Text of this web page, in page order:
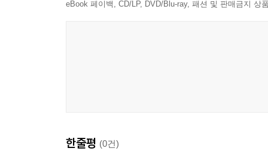
eBook 페이백, CD/LP, DVD/Blu-ray, 패션 및 판매금지 상
한줄평 (0건)